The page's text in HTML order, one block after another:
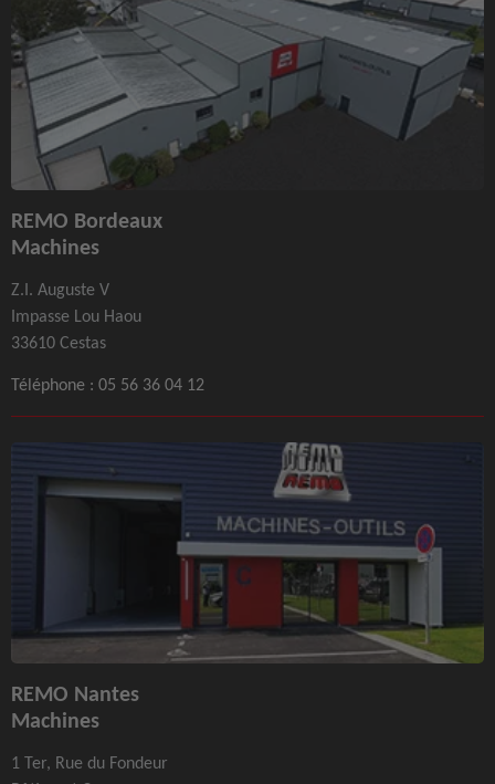
REMO Bordeaux
Machines
Z.I. Auguste V
Impasse Lou Haou
33610 Cestas
Téléphone : 05 56 36 04 12
REMO Nantes
Machines
1 Ter, Rue du Fondeur